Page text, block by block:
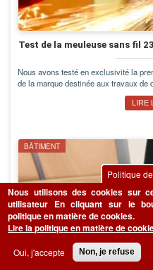
Test de la meuleuse sans fil
Nous avons testé en exclusivité la
de la marque destinée aux travaux de
LIRE
BÂTIMENT
Politique
Nous utilisons des cookies sur
utilisateur En cliquant sur le
politique en matière de cookies.
Lire la politique en matière de
Oui, j'accepte Non, je refuse